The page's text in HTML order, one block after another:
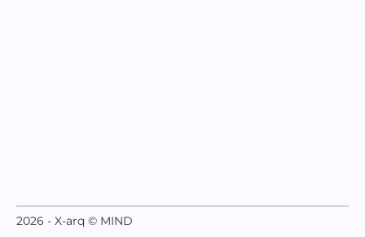
2026 - X-arq © MIND